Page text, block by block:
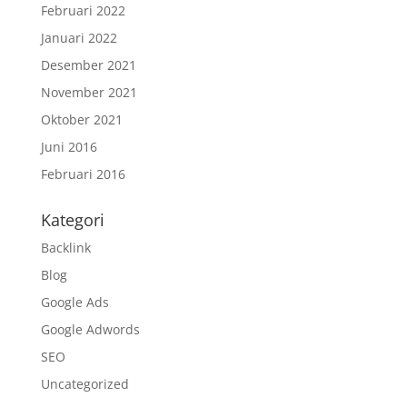
Februari 2022
Januari 2022
Desember 2021
November 2021
Oktober 2021
Juni 2016
Februari 2016
Kategori
Backlink
Blog
Google Ads
Google Adwords
SEO
Uncategorized